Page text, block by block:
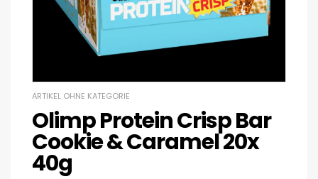
ARTIKEL OHNE KATEGORIE
Olimp Protein Crisp Bar
Cookie & Caramel 20x
40g